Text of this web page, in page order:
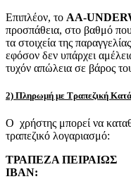
Επιπλέον, το AA-
προσπάθεια, στο βαθμό που
τα στοιχεία της
εφόσον δεν υπάρχει
τυχόν απώλεια σε βάρος
2) Πληρωμή με Τραπεζική
Ο χρήστης μπορεί να
τραπεζικό λογαριασμό:
ΤΡΑΠΕΖΑ ΠΕΙΡΑΙΩΣ
IBAN: